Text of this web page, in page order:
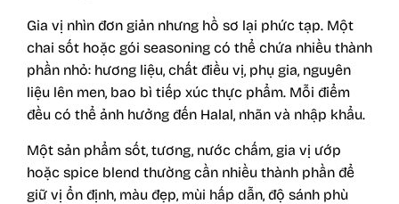
Gia vị nhìn đơn giản nhưng hồ sơ lại phức tạp. Một
chai sốt hoặc gói seasoning có thể chứa nhiều thành
phần nhỏ: hương liệu, chất điều vị, phụ gia, nguyên
liệu lên men, bao bì tiếp xúc thực phẩm. Mỗi điểm
đều có thể ảnh hưởng đến Halal, nhãn và nhập khẩu.
Một sản phẩm sốt, tương, nước chấm, gia vị ướp
hoặc spice blend thường cần nhiều thành phần để
giữ vị ổn định, màu đẹp, mùi hấp dẫn, độ sánh phù